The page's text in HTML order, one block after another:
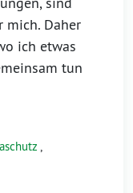
mich. Daher
ich etwas
tun
,